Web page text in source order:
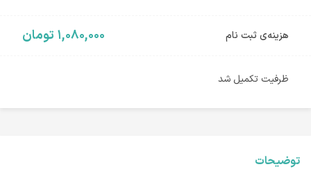
هزینه‌ی ثبت نام ۱,۰۸۰,۰۰۰ تومان
ظرفیت تکمیل شد
توضیحات